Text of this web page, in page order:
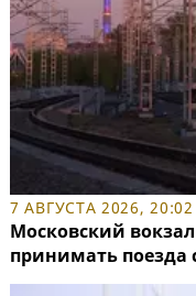
7 АВГУСТА 2026, 20:02
Московский
принимать поезда